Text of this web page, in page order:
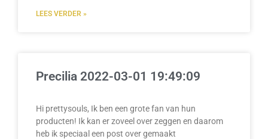
LEES VERDER »
Precilia 2022-03-01 19:49:09
Hi prettysouls, Ik ben een grote fan van hun
producten! Ik kan er zoveel over zeggen en daarom
heb ik speciaal een post over gemaakt